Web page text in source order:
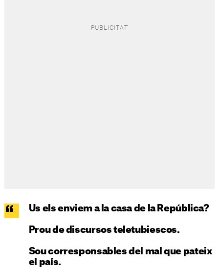
Us els enviem a la casa de la República?
Prou de discursos teletubiescos.
Sou corresponsables del mal que pateix
el país.